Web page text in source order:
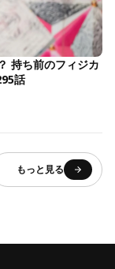
持ち前のフィジカ
話
もっと見る